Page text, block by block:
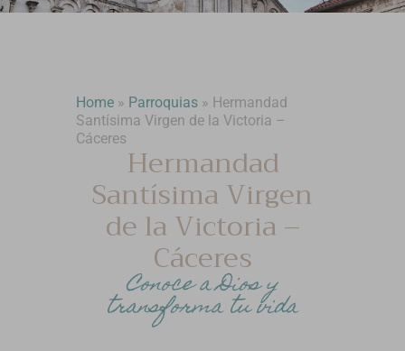
Home » Parroquias » Hermandad
Santísima Virgen de la Victoria –
Cáceres
Hermandad
Santísima Virgen
de la Victoria –
Cáceres
Conoce a Dios y
transforma tu vida